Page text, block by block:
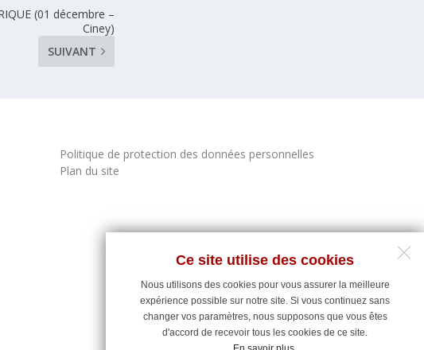
Ce site utilise des cookies
Nous utilisons des cookies pour vous assurer la meilleure
expérience possible sur notre site. Si vous continuez sans
changer vos paramètres, nous supposons que vous êtes
d'accord de recevoir tous les cookies de ce site.
(01 décembre –
Ciney)
SUIVANT
Politique de protection des données personnelles
Plan du site